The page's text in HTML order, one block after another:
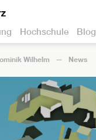
Hochschule Blog
Wilhelm News